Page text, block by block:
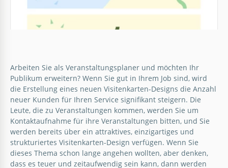
Heller Veranstaltungsplaner
Arbeiten Sie als Eventplaner und Organisator und
möchten eine qualitativ hochwertige, vielseitige und
vor allem kostenlose Vorlage für Visitenkarten
erhalten?
Google Slides
Arbeiten Sie als Veranstaltungsplaner und möchten Ihr
Publikum erweitern? Wenn Sie gut in Ihrem Job sind, wird
die Erstellung eines neuen Visitenkarten-Designs die Anzahl
neuer Kunden für Ihren Service signifikant steigern. Die
Leute, die zu Veranstaltungen kommen, werden Sie um
Kontaktaufnahme für ihre Veranstaltungen bitten, und Sie
werden bereits über ein attraktives, einzigartiges und
strukturiertes Visitenkarten-Design verfügen. Wenn Sie
dieses Thema schon lange angehen wollten, aber denken,
dass es teuer und zeitaufwendig sein kann, dann werden